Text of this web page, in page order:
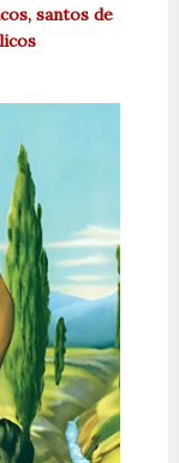
, santos de